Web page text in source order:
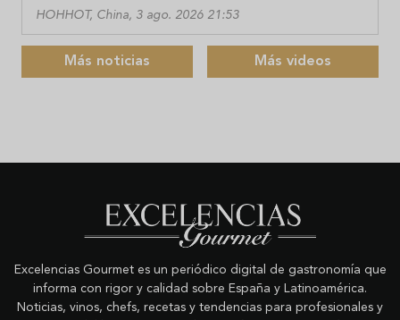
HOHHOT, China, 3 ago. 2026 21:53
Más noticias Más videos
Excelencias Gourmet es un periódico digital de gastronomía que
informa con rigor y calidad sobre España y Latinoamérica.
Noticias, vinos, chefs, recetas y tendencias para profesionales y